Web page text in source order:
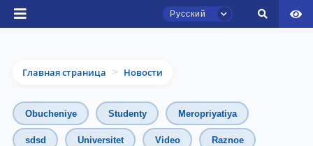
Русский
Главная страница > Новости
Obucheniye Studenty Meropriyatiya
sdsd Universitet Video Raznoe